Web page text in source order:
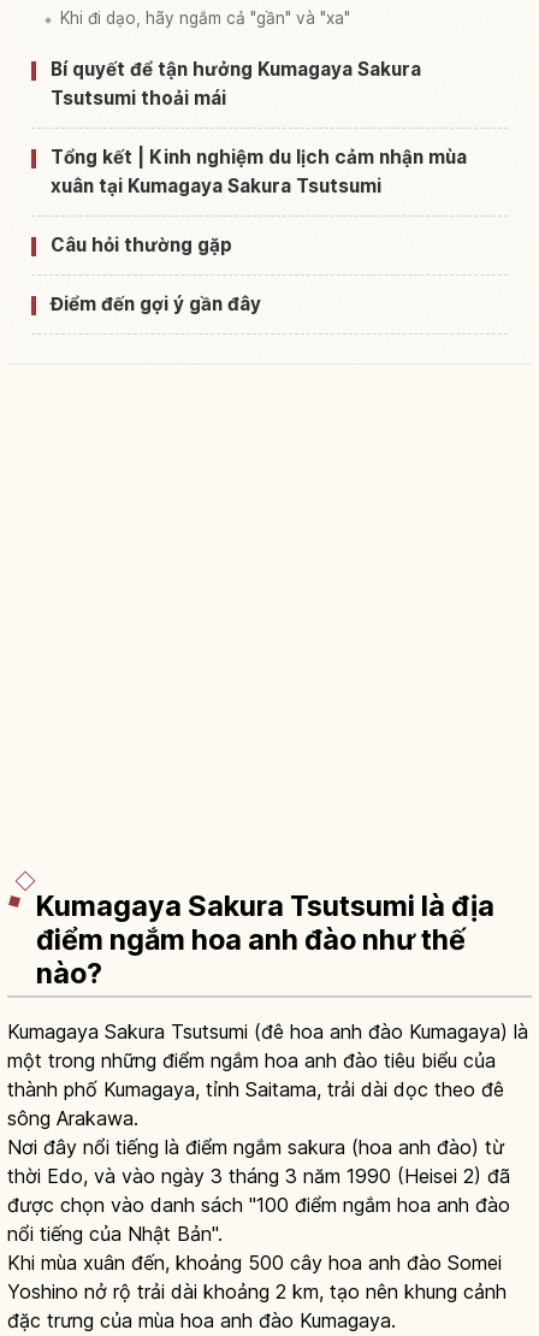
Khi đi dạo, hãy ngắm cả "gần" và "xa"
Bí quyết để tận hưởng Kumagaya Sakura
Tsutsumi thoải mái
Tổng kết | Kinh nghiệm du lịch cảm nhận mùa
xuân tại Kumagaya Sakura Tsutsumi
Câu hỏi thường gặp
Điểm đến gợi ý gần đây
Kumagaya Sakura Tsutsumi là địa
điểm ngắm hoa anh đào như thế
nào?
Kumagaya Sakura Tsutsumi (đê hoa anh đào Kumagaya) là
một trong những điểm ngắm hoa anh đào tiêu biểu của
thành phố Kumagaya, tỉnh Saitama, trải dài dọc theo đê
sông Arakawa.
Nơi đây nổi tiếng là điểm ngắm sakura (hoa anh đào) từ
thời Edo, và vào ngày 3 tháng 3 năm 1990 (Heisei 2) đã
được chọn vào danh sách "100 điểm ngắm hoa anh đào
nổi tiếng của Nhật Bản".
Khi mùa xuân đến, khoảng 500 cây hoa anh đào Somei
Yoshino nở rộ trải dài khoảng 2 km, tạo nên khung cảnh
đặc trưng của mùa hoa anh đào Kumagaya.